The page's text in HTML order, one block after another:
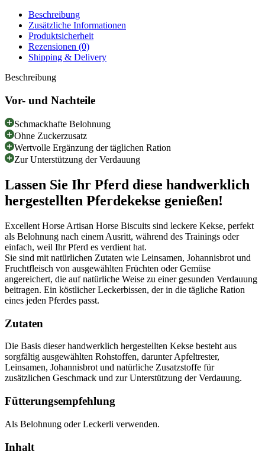
Beschreibung
Zusätzliche Informationen
Produktsicherheit
Rezensionen (0)
Shipping & Delivery
Beschreibung
Vor- und Nachteile
Schmackhafte Belohnung
Ohne Zuckerzusatz
Wertvolle Ergänzung der täglichen Ration
Zur Unterstützung der Verdauung
Lassen Sie Ihr Pferd diese handwerklich
hergestellten Pferdekekse genießen!
Excellent Horse Artisan Horse Biscuits sind leckere Kekse, perfekt
als Belohnung nach einem Ausritt, während des Trainings oder
einfach, weil Ihr Pferd es verdient hat.
Sie sind mit natürlichen Zutaten wie Leinsamen, Johannisbrot und
Fruchtfleisch von ausgewählten Früchten oder Gemüse
angereichert, die auf natürliche Weise zu einer gesunden Verdauung
beitragen. Ein köstlicher Leckerbissen, der in die tägliche Ration
eines jeden Pferdes passt.
Zutaten
Die Basis dieser handwerklich hergestellten Kekse besteht aus
sorgfältig ausgewählten Rohstoffen, darunter Apfeltrester,
Leinsamen, Johannisbrot und natürliche Zusatzstoffe für
zusätzlichen Geschmack und zur Unterstützung der Verdauung.
Fütterungsempfehlung
Als Belohnung oder Leckerli verwenden.
Inhalt